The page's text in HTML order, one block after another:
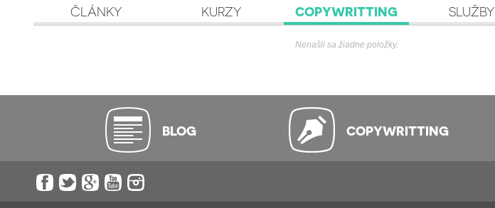
ČLÁNKY KURZY COPYWRITTING SLUŽBY
Nenašli sa žiadne položky.
BLOG COPYWRITTING